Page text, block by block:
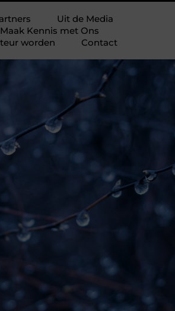
Uit de Media
Maak Kennis met Ons
worden
Contact